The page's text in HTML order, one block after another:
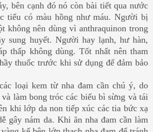
bên cạnh đó nó còn bài tiết qua nước
tiểu có màu hồng như máu. Người bị
không nên dùng vì anthraquinon trong
sung huyết. Người hay lạnh, hư hàn,
thấp không dùng. Tốt nhất nên tham
thuốc trước khi sử dụng để đảm bảo
loại kem từ nha đam cần chú ý, do
làm bong tróc các biểu bì sừng và tái
khi lớp da non tiếp xúc các tia bức xạ
gây nám da. Khi ăn nha đam cần làm